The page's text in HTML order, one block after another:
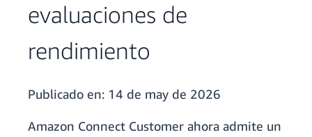
evaluaciones de
rendimiento
Publicado en: 14 de may de 2026
Amazon Connect Customer ahora admite un